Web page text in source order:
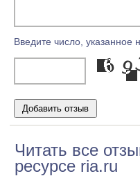
Введите число, указанное
Читать все
ресурсе ria.ru